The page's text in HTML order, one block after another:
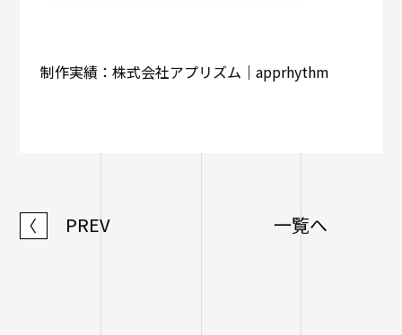
制作実績：株式会社アプリズム｜apprhythm
〈 PREV 一覧へ